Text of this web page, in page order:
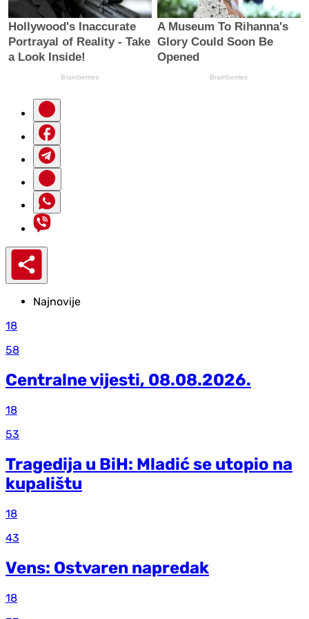
Najnovije
18
58
Centralne vijesti, 08.08.2026.
18
53
Tragedija u BiH: Mladić se utopio na
kupalištu
18
43
Vens: Ostvaren napredak
18